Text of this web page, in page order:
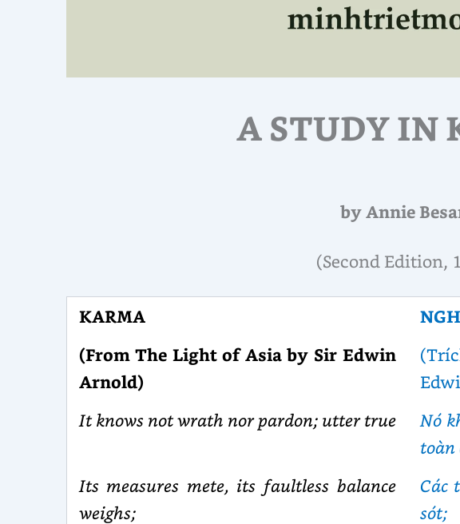
A STUDY IN
by Annie
(Second Edition,
KARMA
(From The Light of Asia by Sir Edwin
Arnold)
It knows not wrath nor pardon; utter true
Nó
toàn
Its measures mete, its faultless balance
weighs;
Các
sót;